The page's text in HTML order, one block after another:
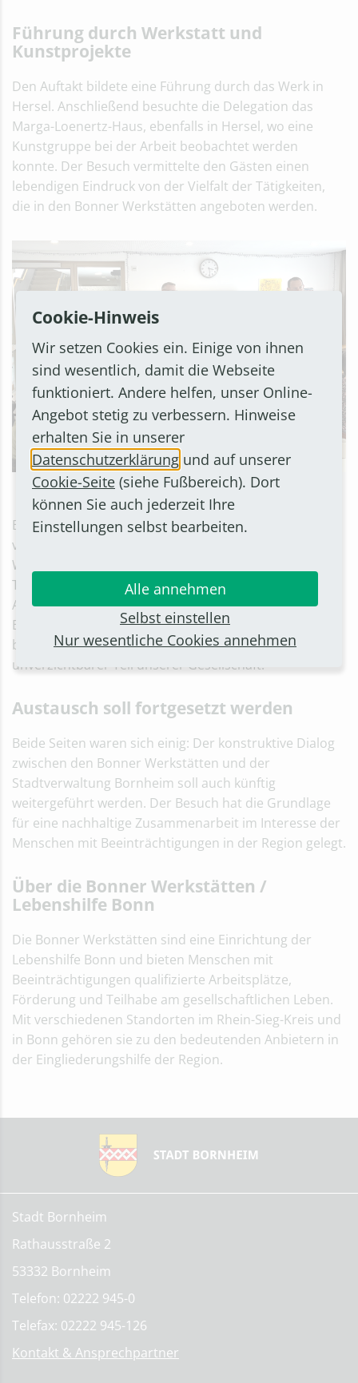
Führung durch Werkstatt und
Kunstprojekte
Den Auftakt bildete eine Führung durch das Werk in
Hersel. Anschließend besuchte die Delegation das
Marga-Loenertz-Haus, ebenfalls in Hersel, wo eine
Kunstgruppe bei der Arbeit beobachtet werden
konnte. Der Besuch vermittelte den Gästen einen
lebendigen Eindruck von der Vielfalt der Tätigkeiten,
die in den Bonner Werkstätten angeboten werden.
Im Marga-Loenertz-Haus ging es künstlerisch zu
Bürgermeister Christian Mandt zeigte sich beeindruckt
von dem, was er vor Ort erlebte: „Die Bonner
Werkstätten leisten einen wertvollen Beitrag zur
Teilhabe von Menschen mit Beeinträchtigungen am
Arbeitsleben. Die Vielfalt der Angebote und das
Engagement des gesamten Teams haben mich sehr
beeindruckt. Solche Einrichtungen sind ein
unverzichtbarer Teil unserer Gesellschaft."
Austausch soll fortgesetzt werden
Beide Seiten waren sich einig: Der konstruktive Dialog
zwischen den Bonner Werkstätten und der
Stadtverwaltung Bornheim soll auch künftig
weitergeführt werden. Der Besuch hat die Grundlage
für eine nachhaltige Zusammenarbeit im Interesse der
Menschen mit Beeinträchtigungen in der Region gelegt.
Über die Bonner Werkstätten /
Lebenshilfe Bonn
Die Bonner Werkstätten sind eine Einrichtung der
Lebenshilfe Bonn und bieten Menschen mit
Beeinträchtigungen qualifizierte Arbeitsplätze,
Förderung und Teilhabe am gesellschaftlichen Leben.
Mit verschiedenen Standorten im Rhein-Sieg-Kreis und
in Bonn gehören sie zu den bedeutenden Anbietern in
der Eingliederungshilfe der Region.
Stadt Bornheim
Rathausstraße 2
53332 Bornheim
Telefon: 02222 945-0
Telefax: 02222 945-126
Kontakt & Ansprechpartner
Cookie-Hinweis
Wir setzen Cookies ein. Einige von ihnen
sind wesentlich, damit die Webseite
funktioniert. Andere helfen, unser Online-
Angebot stetig zu verbessern. Hinweise
erhalten Sie in unserer
Datenschutzerklärung und auf unserer
Cookie-Seite (siehe Fußbereich). Dort
können Sie auch jederzeit Ihre
Einstellungen selbst bearbeiten.
Alle annehmen
Selbst einstellen
Nur wesentliche Cookies annehmen